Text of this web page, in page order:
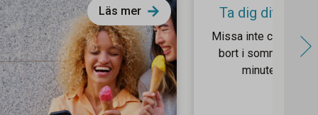
Läs mer Ta dig dit solen
Missa inte chansen
bort i sommar –
minuten-resor